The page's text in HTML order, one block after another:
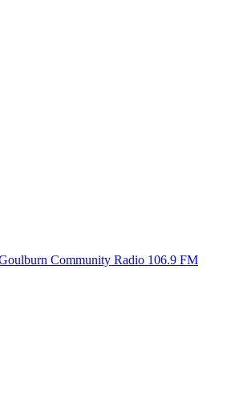
Community Radio 106.9 FM